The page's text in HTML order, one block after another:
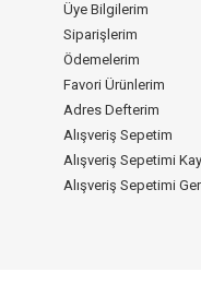
Üye Bilgilerim
Siparişlerim
Ödemelerim
Favori Ürünlerim
Adres Defterim
Alışveriş Sepetim
Alışveriş Sepetimi
Alışveriş Sepetimi